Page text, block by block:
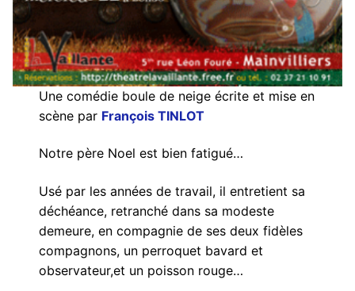
Une comédie boule de neige écrite et mise en
scène par François TINLOT
Notre père Noel est bien fatigué…
Usé par les années de travail, il entretient sa
déchéance, retranché dans sa modeste
demeure, en compagnie de ses deux fidèles
compagnons, un perroquet bavard et
observateur,et un poisson rouge…